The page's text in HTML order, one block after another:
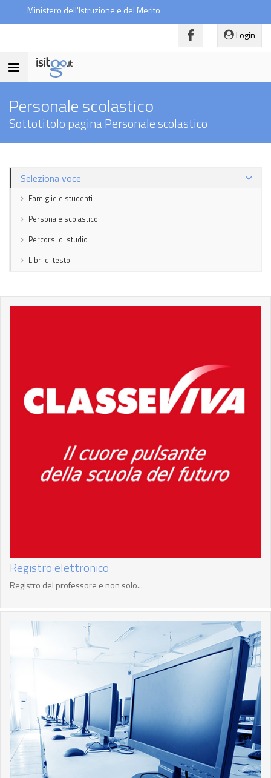
Ministero dell'Istruzione e del Merito
Login
Toggle
Personale scolastico
Sottotitolo pagina Personale scolastico
Seleziona voce
Famiglie e studenti
Personale scolastico
Percorsi di studio
Libri di testo
Registro elettronico
Registro del professore e non solo...